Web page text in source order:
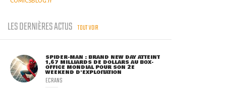
LES DERNIÈRES ACTUS TOUT VOIR
SPIDER-MAN : BRAND NEW DAY ATTEINT
1,67 MILLIARDS DE DOLLARS AU BOX-
OFFICE MONDIAL POUR SON 2E
WEEKEND D'EXPLOITATION
ECRANS